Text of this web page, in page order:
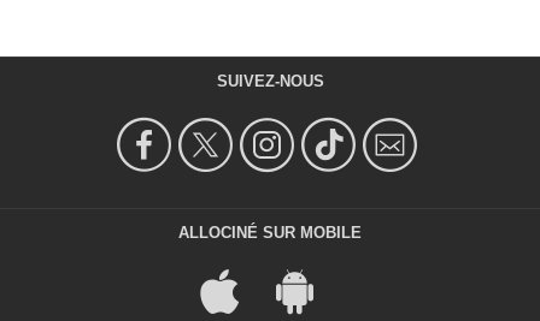
SUIVEZ-NOUS
ALLOCINÉ SUR MOBILE